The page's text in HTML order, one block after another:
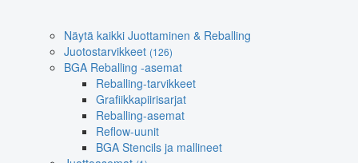
Näytä kaikki Juottaminen & Reballing
Juotostarvikkeet (126)
BGA Reballing -asemat
Reballing-tarvikkeet
Grafiikkapiirisarjat
Reballing-asemat
Reflow-uunit
BGA Stencils ja mallineet